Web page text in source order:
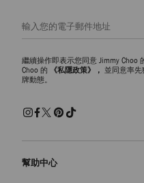
繼續操作即表示您同意 Jimmy Choo
Choo 的
《私隱政策》， 並同意率
牌動態。
幫助中心